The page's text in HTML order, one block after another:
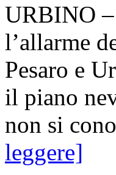
URBINO –
l’allarme
Pesaro e
il piano
non si
leggere]